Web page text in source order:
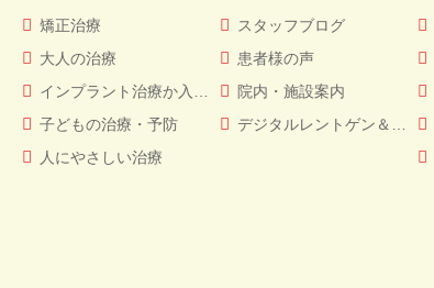
矯正治療
大人の治療
インプラント治療か入れ歯（義歯）どっちを選ぶ！？
子どもの治療・予防
人にやさしい治療
スタッフブログ
患者様の声
院内・施設案内
デジタルレントゲン＆CT